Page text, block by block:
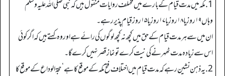
1.مکہ میں مدت قیام کے بارے میں مختلف روایات منقول ہیں کہ نبی صلی اللہ علیہ وسلم
وہاں ۱۹ روز یا ۱۸ روز یا ۱۷ روز یا ۱۵ روز قیام پذیر رہے۔
ان میں سے ہر مدت قیام کے حق میں کچھ نہ کچھ لوگوں کی رائے ہے اور وہ کہتے ہیں کہ اگر کوئی
اس سے زیادہ مدت ٹھہرنے کی نیت کرے تو نماز قصر نہیں کرے گا۔
2.یہ ذہن نشین رہے کہ مدت قیام میں اختلاف فتح مکہ کے موقع کا ہے‘ حجۃ الوداع کے موقع کا